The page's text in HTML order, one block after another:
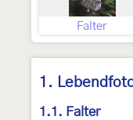
Falter
1.
1.1. Falter